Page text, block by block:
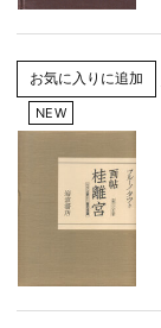
NEW